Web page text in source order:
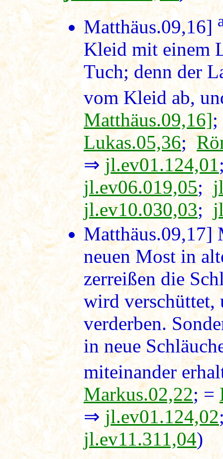
Matthäus.09,16]
Kleid mit einem
Tuch; denn der
vom Kleid ab,
Matthäus.09,16]
Lukas.05,36;
⇒jl.ev01.124,01
jl.ev06.019,05;
jl.ev10.030,03;
Matthäus.09,17]
neuen Most in
zerreißen die
wird verschüttet,
verderben.
in neue
miteinander
Markus.02,22; =
⇒jl.ev01.124,02
jl.ev11.311,04)